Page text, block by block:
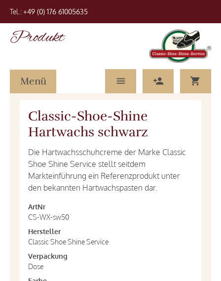
Tel.:+49 (0) 176 61005635
Produkt
Menü
Classic-Shoe-Shine
Hartwachs schwarz
Die Hartwachsschuhcreme der Marke Classic
Shoe Shine Service stellt seitdem
Markteinführung ein Referenzprodukt unter
den bekannten Hartwachspasten dar.
ArtNr
CS-WX-sw50
Hersteller
Classic Shoe Shine Service
Verpackung
Dose